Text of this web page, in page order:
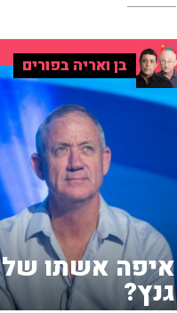
בן ואריה בפורים
איפה אשתו של
גנץ?